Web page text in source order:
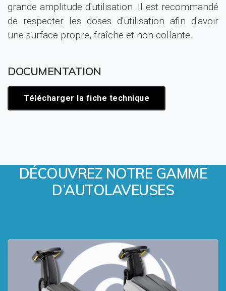
grande amplitude d'utilisation. Il est recommandé
de respecter les doses d'utilisation afin d'avoir
une surface propre, fraîche et non collante.
DOCUMENTATION
Télécharger la fiche technique
DÉCOUVREZ NOTRE GAMME
D’AUTOLAVEUSES